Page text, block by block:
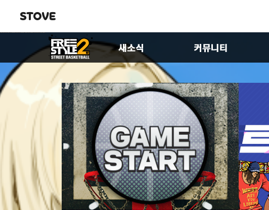
공지사항
업데이트
이벤트
FS2스토리
패치노트
유저공략실
이미지게시판
제안합니다
팬아트게시판
크루 홍보 게시판